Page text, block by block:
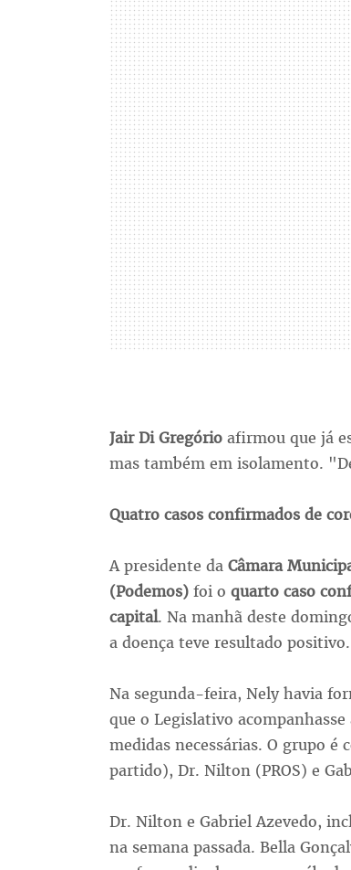
Jair Di Gregórioafirmou que já
mas também em isolamento.
Quatro casos confirmados de
A presidente da Câmara
(Podemos)foi o quarto caso
capital. Na manhã deste
a doença teve resultado positivo.
Na segunda-feira, Nely havia
que o Legislativo acompanhasse
medidas necessárias. O grupo
partido), Dr. Nilton (PROS) e
Dr. Nilton e Gabriel Azevedo,
na semana passada. Bella